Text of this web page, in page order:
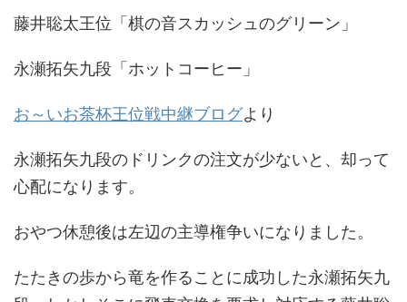
藤井聡太王位「棋の音スカッシュのグリーン」
永瀬拓矢九段「ホットコーヒー」
お～いお茶杯王位戦中継ブログより
永瀬拓矢九段のドリンクの注文が少ないと、却って
心配になります。
おやつ休憩後は左辺の主導権争いになりました。
たたきの歩から竜を作ることに成功した永瀬拓矢九